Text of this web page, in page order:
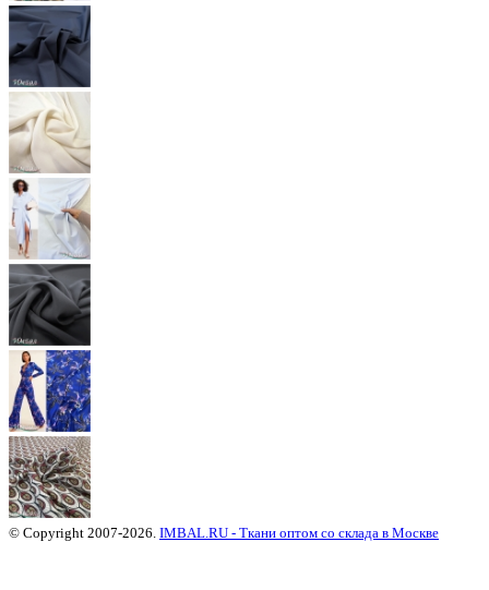
© Copyright 2007-2026. IMBAL.RU - Ткани оптом со склада в Москве